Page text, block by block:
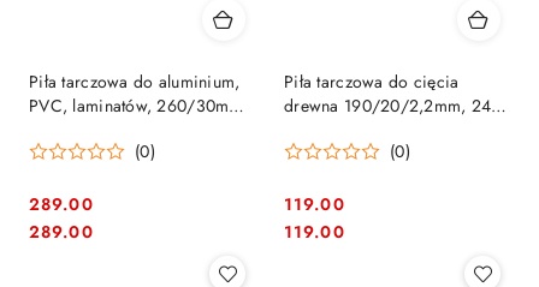
Piła tarczowa do aluminium,
PVC, laminatów, 260/30mm,
Makita [B-33320]
(0)
Cena:
289.00
Cena:
289.00
Piła tarczowa do cięcia
drewna 190/20/2,2mm, 24
08894]
(0)
Cena:
119.00
Cena:
119.00